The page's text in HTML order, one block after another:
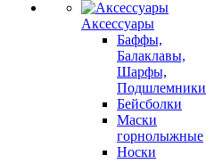
Аксессуары
Баффы,
Балаклавы,
Шарфы,
Подшлемники
Бейсболки
Маски
горнолыжные
Носки